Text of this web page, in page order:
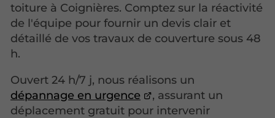
toiture à Coignières. Comptez sur la réactivité
de l'équipe pour fournir un devis clair et
détaillé de vos travaux de couverture sous 48
h.
Ouvert 24 h/7 j, nous réalisons un
dépannage en urgence
, assurant un
déplacement gratuit pour intervenir